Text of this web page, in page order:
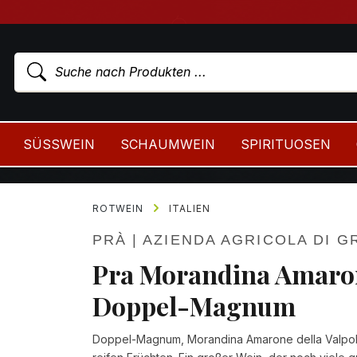
SÜSSWEIN SCHAUMWEIN SPIRITUOSEN
ROTWEIN ITALIEN
PRÀ | AZIENDA AGRICOLA DI
Pra Morandina
Doppel-Magnum
Doppel-Magnum, Morandina Amarone della